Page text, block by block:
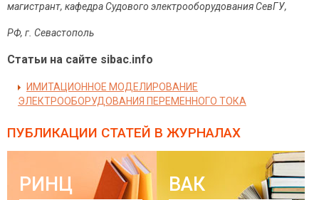
магистрант, кафедра Судового электрооборудования СевГУ,
РФ, г. Севастополь
Статьи на сайте sibac.info
ИМИТАЦИОННОЕ МОДЕЛИРОВАНИЕ
ЭЛЕКТРООБОРУДОВАНИЯ ПЕРЕМЕННОГО ТОКА
ПУБЛИКАЦИИ СТАТЕЙ В ЖУРНАЛАХ
РИНЦ ВАК